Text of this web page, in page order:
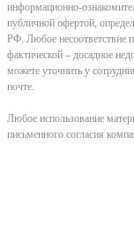
информационно-
публичной офертой,
РФ. Любое несоответствие
фактической – досадное
можете уточнить у
почте.
Любое использование
письменного согласия